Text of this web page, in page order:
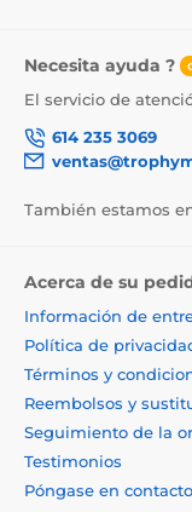
Necesita ayuda ?
El servicio de
614 235 3069
También estamos
Acerca de su
Información de
Política de
Términos y
Reembolsos y
Seguimiento de la
Testimonios
Póngase en